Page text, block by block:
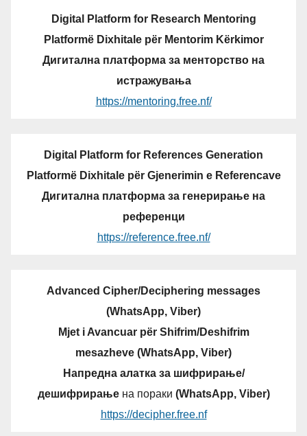
Digital Platform for Research Mentoring
Platformë Dixhitale për Mentorim Kërkimor
Дигитална платформа за менторство на
истражувања
https://mentoring.free.nf/
Digital Platform for References Generation
Platformë Dixhitale për Gjenerimin e Referencave
Дигитална платформа за генерирање на
референци
https://reference.free.nf/
Advanced Cipher/Deciphering messages
(WhatsApp, Viber)
Mjet i Avancuar për Shifrim/Deshifrim
mesazheve (WhatsApp, Viber)
Напредна алатка за шифрирање/
дешифрирањена пораки (WhatsApp, Viber)
https://decipher.free.nf